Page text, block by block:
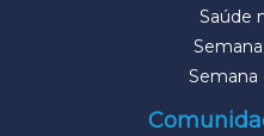
Saúde
Semana